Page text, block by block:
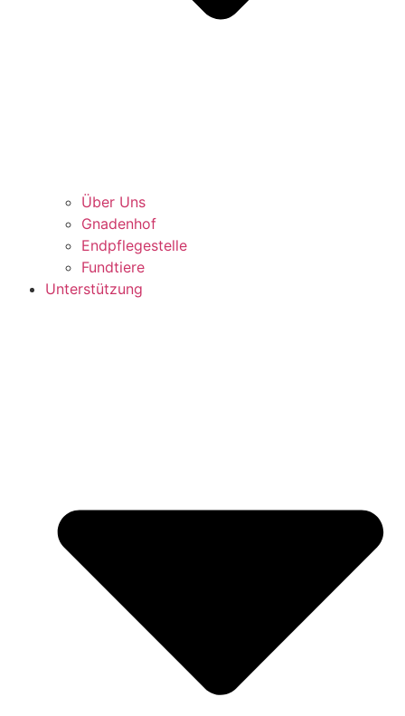
Über Uns
Gnadenhof
Endpflegestelle
Fundtiere
Unterstützung